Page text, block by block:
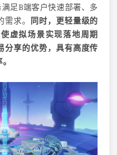
足B端客户快速部署、多
求。
同时，更轻量级的
使虚拟场景实现落地周期
分享的优势，具有高度传